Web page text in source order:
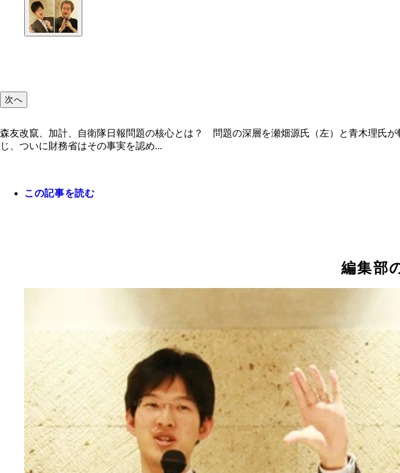
森友改竄、加計、自衛隊日報問題の核心とは？ 問題の深層を瀬畑源氏（左）と
次へ
森友改竄、加計、自衛隊日報問題の核心とは？ 問題の深層を瀬畑源氏（左）と青木理氏
じ、ついに財務省はその事実を認め...
この記事を読む
編集部